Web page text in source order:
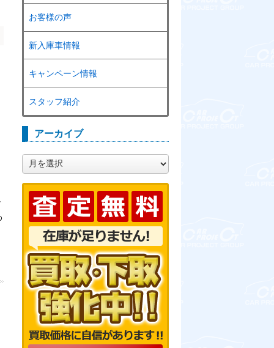
お客様の声
新入庫車情報
キャンペーン情報
スタッフ紹介
アーカイブ
ー
カ